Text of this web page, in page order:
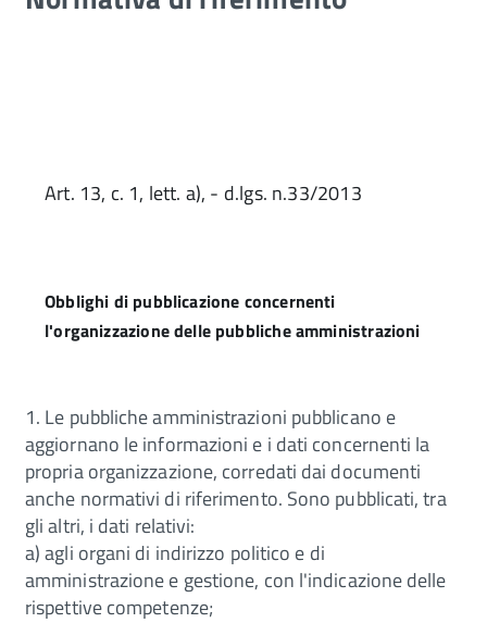
Art. 13, c. 1, lett. a), - d.lgs. n.33/2013
Obblighi di pubblicazione concernenti
l'organizzazione delle pubbliche amministrazioni
1. Le pubbliche amministrazioni pubblicano e
aggiornano le informazioni e i dati concernenti la
propria organizzazione, corredati dai documenti
anche normativi di riferimento. Sono pubblicati, tra
gli altri, i dati relativi:
a) agli organi di indirizzo politico e di
amministrazione e gestione, con l'indicazione delle
rispettive competenze;